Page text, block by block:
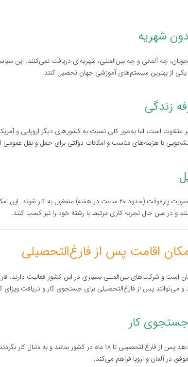
شهریه
چه آلمانی و چه بین‌المللی، شهریه‌ای دریافت نمی‌کنند. این
یکی از بهترین سیستم‌های آموزشی جهان تحصیل کنند.
زندگی
متفاوت است، اما به‌طور کلی نسبت به کشورهای دیگر اروپایی و
با هزینه‌های مناسب و امکانات دولتی برای حمل و نقل عمومی
دانشجویان بین‌المللی در آلمان اجازه دارند به‌صورت پاره‌وقت (حدود ۲۰ ساعت در
و در عین حال تجربه کاری مرتبط با رشته خود را نیز کسب کنند.
است و شرکت‌های بین‌المللی بسیاری در این کشور فعالیت دارند.
می‌توانند پس از فارغ‌التحصیلی برای جستجوی کار و دریافت ویزای
آلمان به فارغ‌التحصیلان بین‌المللی اجازه می‌دهد پس از فارغ‌التحصیلی تا ۱۸ ماه در
در آلمان و اروپا فراهم می‌کند.